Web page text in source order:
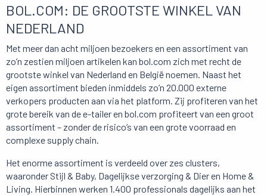
BOL.COM: DE GROOTSTE WINKEL VAN
NEDERLAND
Met meer dan acht miljoen bezoekers en een assortiment van
zo’n zestien miljoen artikelen kan bol.com zich met recht de
grootste winkel van Nederland en België noemen. Naast het
eigen assortiment bieden inmiddels zo’n 20.000 externe
verkopers producten aan via het platform. Zij profiteren van het
grote bereik van de e-tailer en bol.com profiteert van een groot
assortiment – zonder de risico’s van een grote voorraad en
complexe supply chain.
Het enorme assortiment is verdeeld over zes clusters,
waaronder Stijl & Baby, Dagelijkse verzorging & Dier en Home &
Living. Hierbinnen werken 1.400 professionals dagelijks aan het